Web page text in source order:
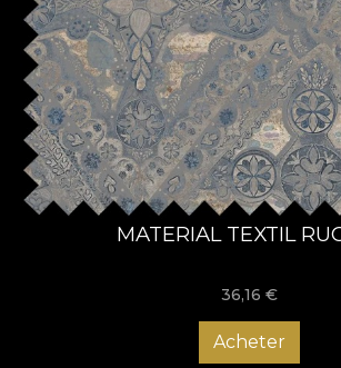
MATERIAL TEXTIL
36,16 €
Acheter